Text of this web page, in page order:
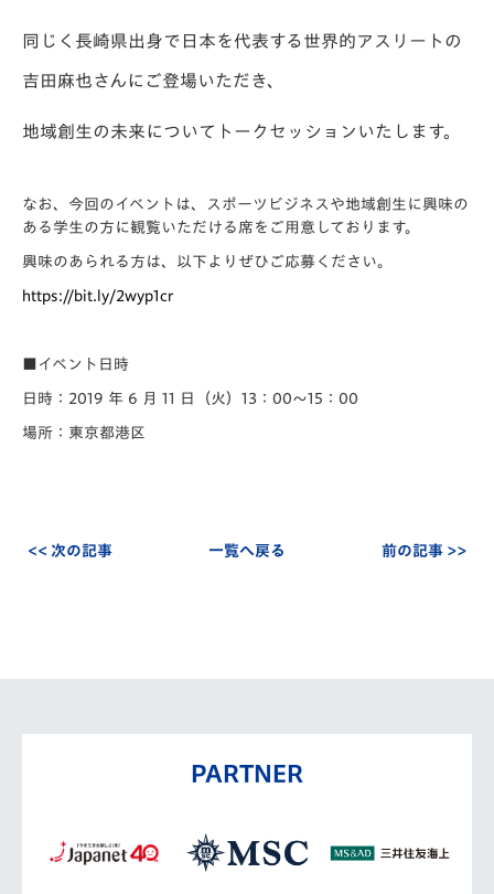
同じく長崎県出身で日本を代表する世界的アスリートの
吉田麻也さんにご登場いただき、
地域創生の未来についてトークセッションいたします。
なお、今回のイベントは、スポーツビジネスや地域創生に興味の
ある学生の方に観覧いただける席をご用意しております。
興味のあられる方は、以下よりぜひご応募ください。
https://bit.ly/2wyp1cr
■イベント日時
日時：2019 年 6 月 11 日（火）13：00～15：00
場所：東京都港区
<< 次の記事 一覧へ戻る 前の記事 >>
PARTNER